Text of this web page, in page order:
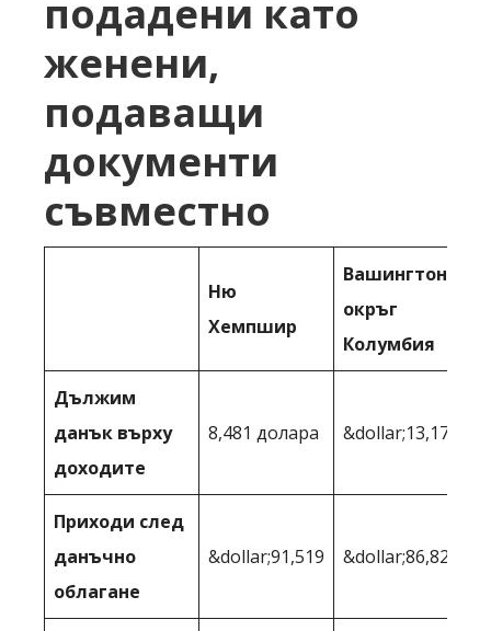
подадени като
женени,
подаващи
документи
съвместно
Ню
Хемпшир
Вашингтон,
окръг
Колумбия
Дължим
данък върху
доходите
8,481 долара &dollar;13,179
Приходи след
данъчно
облагане
&dollar;91,519 &dollar;86,821